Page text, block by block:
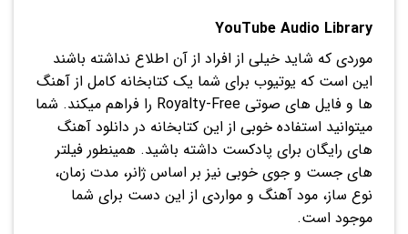
YouTube Audio Library
موردی که شاید خیلی از افراد از آن اطلاع نداشته باشند
این است که یوتیوب برای شما یک کتابخانه کامل از آهنگ
ها و فایل های صوتی Royalty-Free را فراهم میکند. شما
میتوانید استفاده خوبی از این کتابخانه در دانلود آهنگ
های رایگان برای پادکست داشته باشید. همینطور فیلتر
های جست و جوی خوبی نیز بر اساس ژانر، مدت زمان،
نوع ساز، مود آهنگ و مواردی از این دست برای شما
موجود است.